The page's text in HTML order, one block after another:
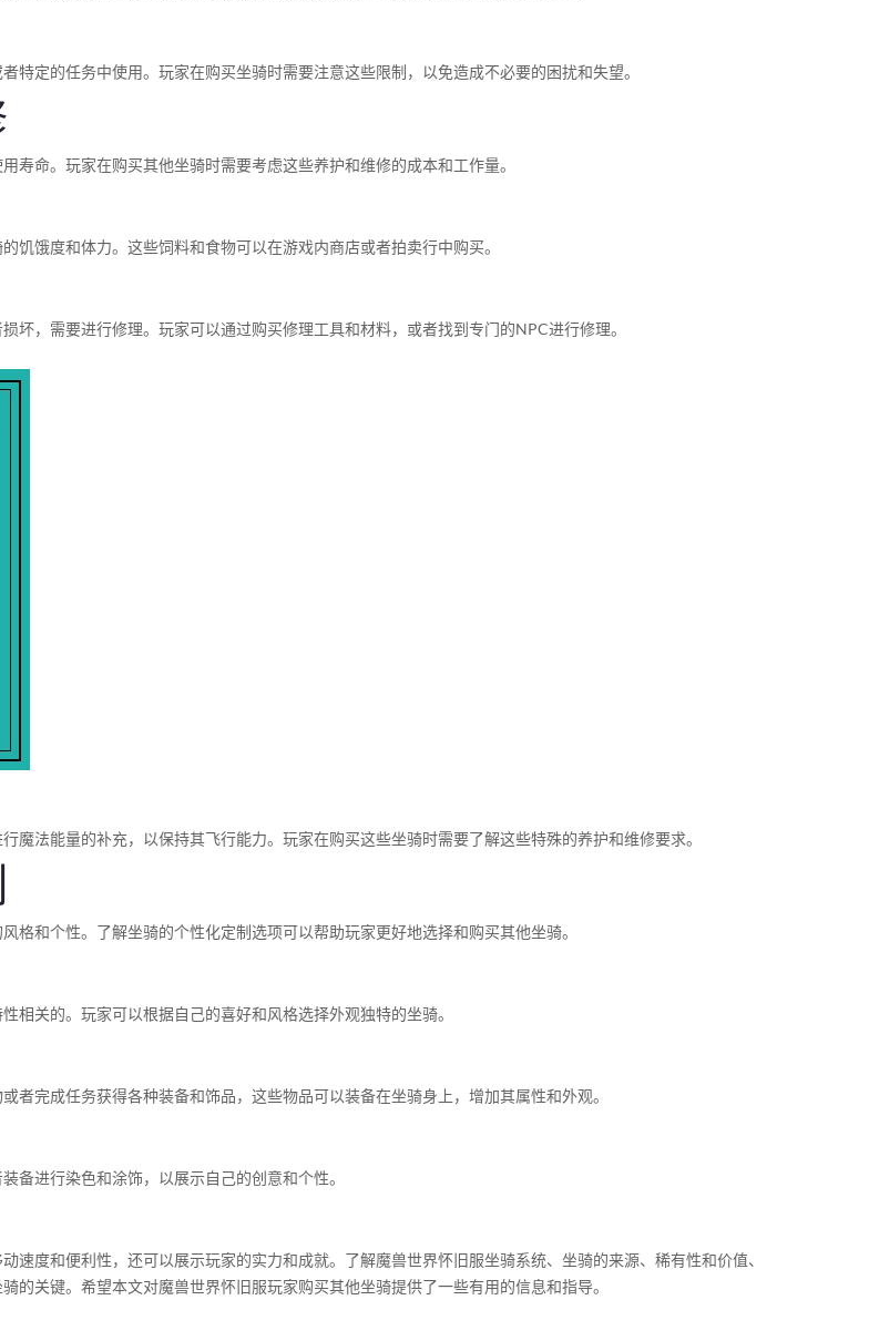
定的任务中使用。玩家在购买坐骑时需要注意这些限制，以免造成不必要的困扰和失望。
命。玩家在购买其他坐骑时需要考虑这些养护和维修的成本和工作量。
饿度和体力。这些饲料和食物可以在游戏内商店或者拍卖行中购买。
，需要进行修理。玩家可以通过购买修理工具和材料，或者找到专门的NPC进行修理。
法能量的补充，以保持其飞行能力。玩家在购买这些坐骑时需要了解这些特殊的养护和维修要求。
和个性。了解坐骑的个性化定制选项可以帮助玩家更好地选择和购买其他坐骑。
相关的。玩家可以根据自己的喜好和风格选择外观独特的坐骑。
完成任务获得各种装备和饰品，这些物品可以装备在坐骑身上，增加其属性和外观。
备进行染色和涂饰，以展示自己的创意和个性。
度和便利性，还可以展示玩家的实力和成就。了解魔兽世界怀旧服坐骑系统、坐骑的来源、稀有性和价值、
关键。希望本文对魔兽世界怀旧服玩家购买其他坐骑提供了一些有用的信息和指导。